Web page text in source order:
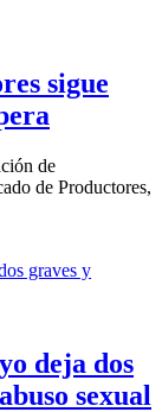
sigue
de
de Productores,
deja dos
sexual